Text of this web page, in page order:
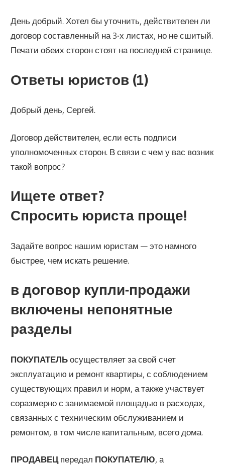
День добрый. Хотел бы уточнить, действителен ли
договор составленный на 3-х листах, но не сшитый.
Печати обеих сторон стоят на последней странице.
Ответы юристов (1)
Добрый день, Сергей.
Договор действителен, если есть подписи
уполномоченных сторон. В связи с чем у вас возник
такой вопрос?
Ищете ответ?
Спросить юриста проще!
Задайте вопрос нашим юристам — это намного
быстрее, чем искать решение.
в договор купли-продажи
включены непонятные
разделы
ПОКУПАТЕЛЬосуществляет за свой счет
эксплуатацию и ремонт квартиры, с соблюдением
сущест­вующих правил и норм, а также участвует
соразмерно с занимаемой площадью в расходах,
связанных с техническим обслуживанием и
ремонтом, в том числе капитальным, всего дома.
ПРОДАВЕЦпередал ПОКУПАТЕЛЮ, а